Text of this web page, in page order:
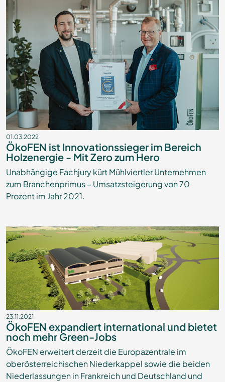
01.03.2022
ÖkoFEN ist Innovationssieger im Bereich
Holzenergie - Mit Zero zum Hero
Unabhängige Fachjury kürt Mühlviertler Unternehmen
zum Branchenprimus – Umsatzsteigerung von 70
Prozent im Jahr 2021.
23.11.2021
ÖkoFEN expandiert international und bietet
noch mehr Green-Jobs
ÖkoFEN erweitert derzeit die Europazentrale im
oberösterreichischen Niederkappel sowie die beiden
Niederlassungen in Frankreich und Deutschland und